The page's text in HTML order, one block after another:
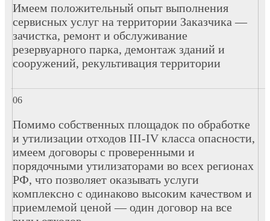
Имеем положительный опыт выполнения
сервисных услуг на территории Заказчика —
зачистка, ремонт и обслуживание
резервуарного парка, демонтаж зданий и
сооружений, рекультивация территории
Помимо собственных площадок по обработке
и утилизации отходов III-IV класса опасности,
имеем договоры с проверенными и
порядочными утилизаторами во всех регионах
РФ, что позволяет оказывать услуги
комплексно с одинаково высоким качеством и
приемлемой ценой — один договор на все